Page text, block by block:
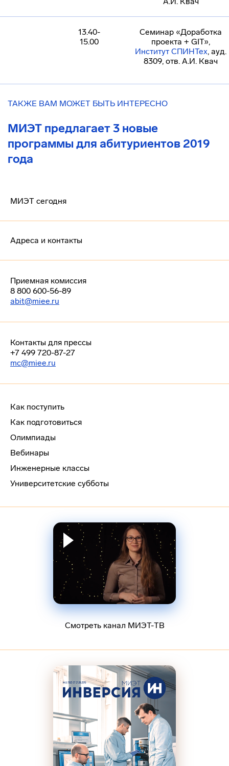
13.40-
15.00
Семинар «Доработка
проекта + GIT»,
Институт СПИНТех, ауд.
8309, отв. А.И. Квач
ТАКЖЕ ВАМ МОЖЕТ БЫТЬ ИНТЕРЕСНО
МИЭТ предлагает 3 новые
программы для абитуриентов 2019
года
МИЭТ сегодня
Адреса и контакты
Приемная комиссия
8 800 600-56-89
abit@miee.ru
Контакты для прессы
+7 499 720-87-27
mc@miee.ru
Как поступить
Как подготовиться
Олимпиады
Вебинары
Инженерные классы
Университетские субботы
Смотреть канал МИЭТ-ТВ